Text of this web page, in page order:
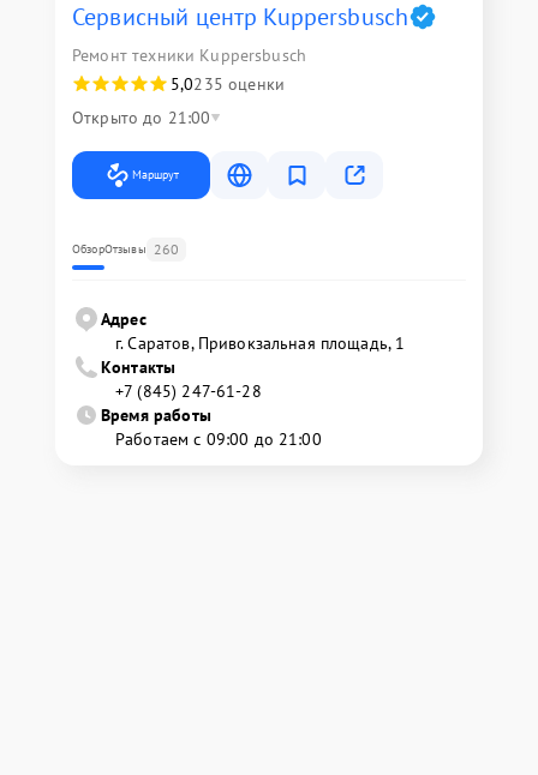
Сервисный центр Kuppersbusch
Ремонт техники Kuppersbusch
5,0235 оценки
Открыто до 21:00
Маршрут
ОбзорОтзывы 260
Адрес
г. Саратов, Привокзальная площадь, 1
Контакты
+7 (845) 247-61-28
Время работы
Работаем с 09:00 до 21:00